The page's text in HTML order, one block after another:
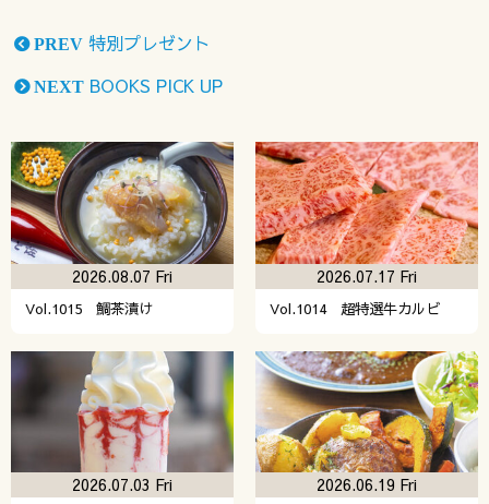
PREV 特別プレゼント
NEXT BOOKS PICK UP
Vol.1015 鯛茶漬け
2026.08.07 Fri
Vol.1014 超特選牛カルビ
2026.07.17 Fri
2026.07.03 Fri 2026.06.19 Fri